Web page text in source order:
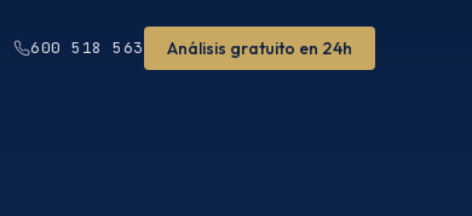
600 518 563 Análisis gratuito en 24h